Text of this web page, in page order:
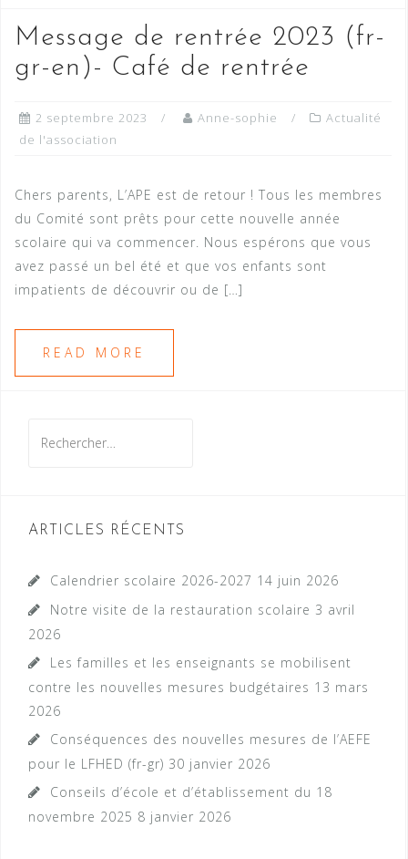
Message de rentrée 2023 (fr-
gr-en)- Café de rentrée
2 septembre 2023 Anne-sophie
Actualité
de l'association
Chers parents, L’APE est de retour ! Tous les membres
du Comité sont prêts pour cette nouvelle année
scolaire qui va commencer. Nous espérons que vous
avez passé un bel été et que vos enfants sont
impatients de découvrir ou de […]
READ MORE
ARTICLES RÉCENTS
Calendrier scolaire 2026-2027 14 juin 2026
Notre visite de la restauration scolaire 3 avril
2026
Les familles et les enseignants se mobilisent
contre les nouvelles mesures budgétaires 13 mars
2026
Conséquences des nouvelles mesures de l’AEFE
pour le LFHED (fr-gr) 30 janvier 2026
Conseils d’école et d’établissement du 18
novembre 2025 8 janvier 2026